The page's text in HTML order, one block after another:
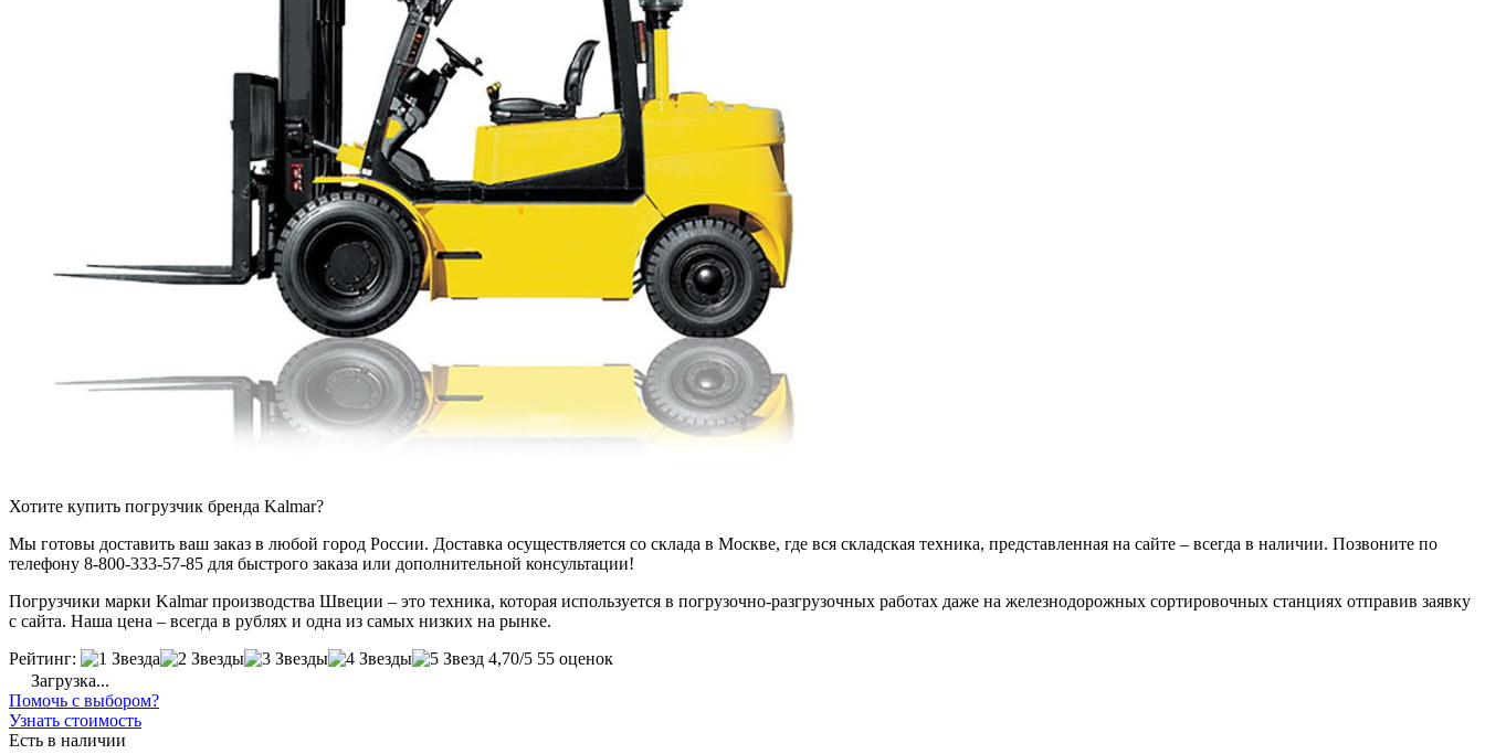
Хотите купить погрузчик бренда Kalmar?
Мы готовы доставить ваш заказ в любой город России. Доставка осуществляется со склада в Москве, где вся складская техника, представленная на сайте – всегда в наличии. Позвоните по
телефону 8-800-333-57-85 для быстрого заказа или дополнительной консультации!
Погрузчики марки Kalmar производства Швеции – это техника, которая используется в погрузочно-разгрузочных работах даже на железнодорожных сортировочных станциях отправив заявку
с сайта. Наша цена – всегда в рублях и одна из самых низких на рынке.
Рейтинг:
4,70/5 55 оценок
Загрузка...
Помочь с выбором?
Узнать стоимость
Есть в наличии